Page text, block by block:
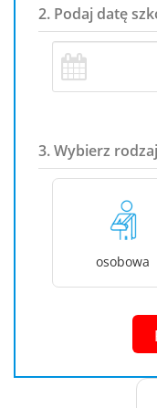
2. Podaj datę
3. Wybierz
osobowa